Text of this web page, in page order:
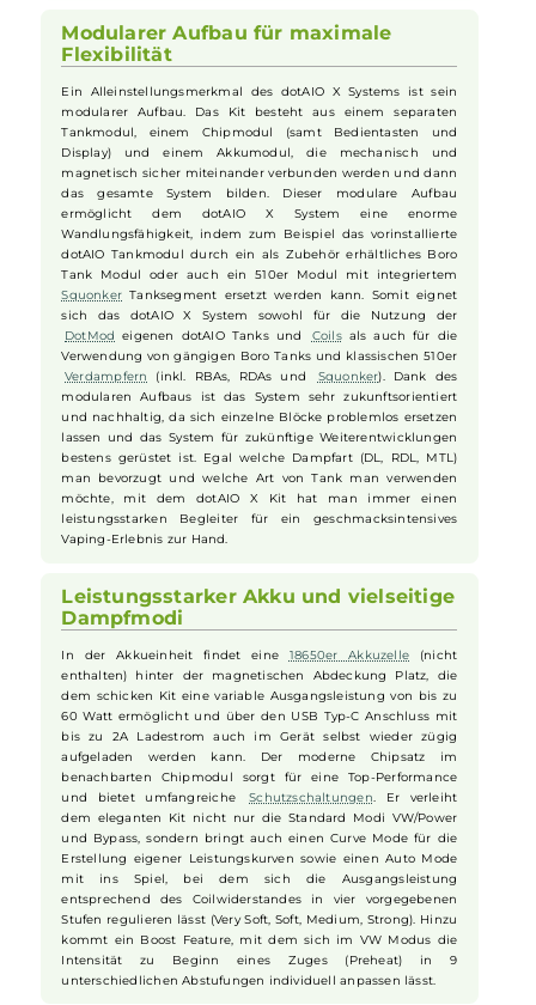
liegt das neue dotAIO X Kit in der “Essential“ Version kompakt
in der Hand und seine ergonomische Formgebung erlaubt
eine komfortable Bedienung. Sein elegantes und eher
geradliniges Design weiß auf Anhieb zu gefallen und die
angenehme Oberflächenstruktur macht es zu einem echten
Handschmeichler.
Modularer Aufbau für maximale
Flexibilität
Ein Alleinstellungsmerkmal des dotAIO X Systems ist sein
modularer Aufbau. Das Kit besteht aus einem separaten
Tankmodul, einem Chipmodul (samt Bedientasten und
Display) und einem Akkumodul, die mechanisch und
magnetisch sicher miteinander verbunden werden und dann
das gesamte System bilden. Dieser modulare Aufbau
ermöglicht dem dotAIO X System eine enorme
Wandlungsfähigkeit, indem zum Beispiel das vorinstallierte
dotAIO Tankmodul durch ein als Zubehör erhältliches Boro
Tank Modul oder auch ein 510er Modul mit integriertem
Squonker Tanksegment ersetzt werden kann. Somit eignet
sich das dotAIO X System sowohl für die Nutzung der
DotModeigenen dotAIO Tanks und
Verdampfern
(inkl. RBAs, RDAs und Squonker
). Dank des
modularen Aufbaus ist das System sehr zukunftsorientiert
und nachhaltig, da sich einzelne Blöcke problemlos ersetzen
lassen und das System für zukünftige Weiterentwicklungen
bestens gerüstet ist. Egal welche Dampfart (DL, RDL, MTL)
man bevorzugt und welche Art von Tank man verwenden
möchte, mit dem dotAIO X Kit hat man immer einen
leistungsstarken Begleiter für ein geschmacksintensives
Vaping-Erlebnis zur Hand.
Leistungsstarker Akku und vielseitige
Dampfmodi
In der Akkueinheit findet eine18650er Akkuzelle(nicht
enthalten) hinter der magnetischen Abdeckung Platz, die
dem schicken Kit eine variable Ausgangsleistung von bis zu
60 Watt ermöglicht und über den USB Typ-C Anschluss mit
bis zu 2A Ladestrom auch im Gerät selbst wieder zügig